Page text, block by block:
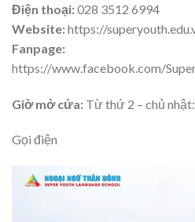
Điện thoại:028 3512 6994
Website:https://
Fanpage:
https://www.facebook.com/
Giờ mở cửa: Từ thứ 2 – chủ
Gọi điện